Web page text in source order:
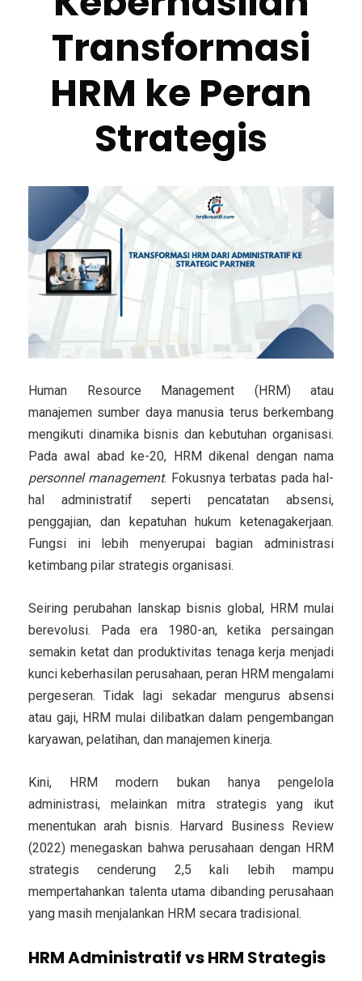
Transformasi
HRM ke Peran
Strategis
Human Resource Management (HRM) atau
manajemen sumber daya manusia terus berkembang
mengikuti dinamika bisnis dan kebutuhan organisasi.
Pada awal abad ke-20, HRM dikenal dengan nama
personnel management. Fokusnya terbatas pada hal-
hal administratif seperti pencatatan absensi,
penggajian, dan kepatuhan hukum ketenagakerjaan.
Fungsi ini lebih menyerupai bagian administrasi
ketimbang pilar strategis organisasi.
Seiring perubahan lanskap bisnis global, HRM mulai
berevolusi. Pada era 1980-an, ketika persaingan
semakin ketat dan produktivitas tenaga kerja menjadi
kunci keberhasilan perusahaan, peran HRM mengalami
pergeseran. Tidak lagi sekadar mengurus absensi
atau gaji, HRM mulai dilibatkan dalam pengembangan
karyawan, pelatihan, dan manajemen kinerja.
Kini, HRM modern bukan hanya pengelola
administrasi, melainkanmitra strategis yang ikut
menentukan arah bisnis. Harvard Business Review
(2022) menegaskan bahwa perusahaan dengan HRM
strategis cenderung 2,5 kali lebih mampu
mempertahankan talenta utama dibanding perusahaan
yang masih menjalankan HRM secara tradisional.
HRM Administratif vs HRM Strategis